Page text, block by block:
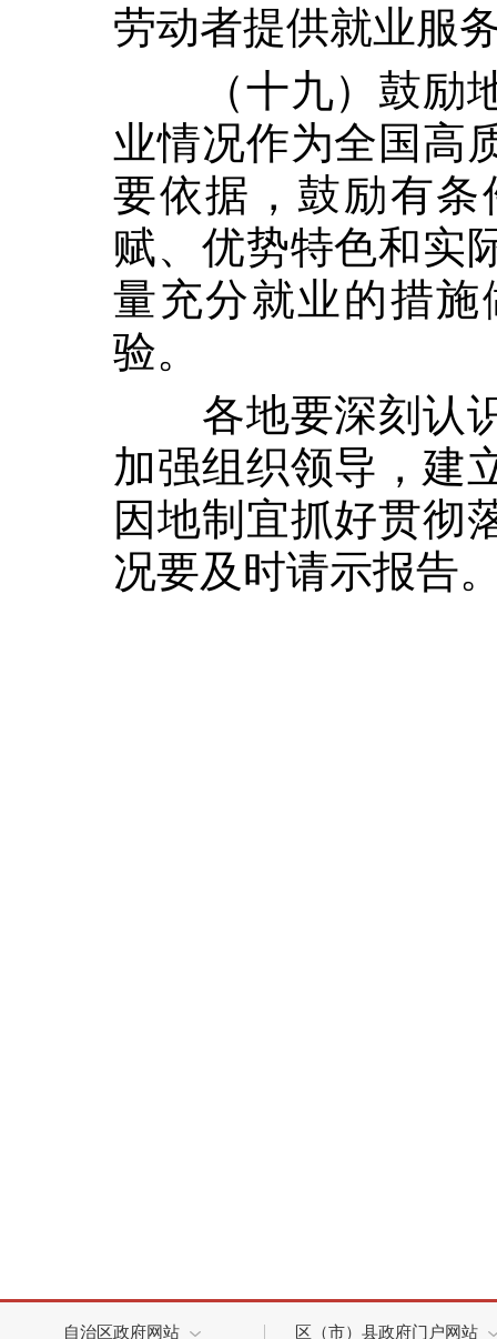
劳动者提供就业服
（十九）鼓
业情况作为全国高
要依据，鼓励有
赋、优势特色和实
量充分就业的措
验。
各地要深刻认
加强组织领导，建
因地制宜抓好贯彻
况要及时请示报告
自治区政府网站 区（市）县政府门户网站